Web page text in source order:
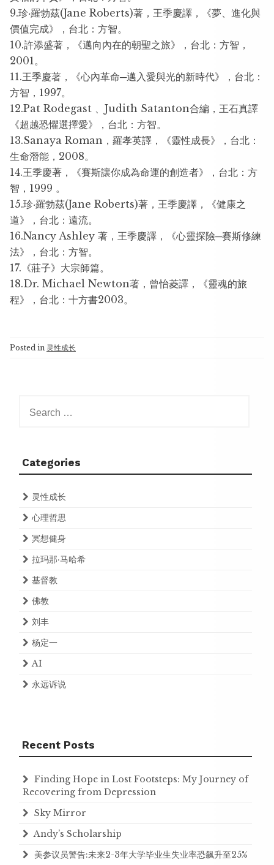
9.珍‧羅勃茲(Jane Roberts)著，王季慶譯，《夢、進化與
價值完成》，台北：方智。
10.許添盛著，《邁向內在的朝聖之旅》，台北：方智，
2001。
11.王季慶著，《心內革命─邁入愛與光的新時代》，台北：
方智，1997。
12.Pat Rodegast 、Judith Satanton合編，王石真譯
《超越恐懼選擇愛》，台北：方智。
13.Sanaya Roman，羅孝英譯，《靈性成長》，台北：
生命潛能，2008。
14.王季慶著，《賽斯讓你成為命運的創造者》，台北：方
智，1999 。
15.珍‧羅勃茲(Jane Roberts)著，王季慶譯，《健康之
道》，台北：遠流。
16.Nancy Ashley 著，王季慶譯，《心靈探險─賽斯修練
法》，台北：方智。
17.《莊子》大宗師篇。
18.Dr. Michael Newton著，曾怡菱譯，《靈魂的旅
程》，台北：十方書2003。
Posted in 灵性成长
for:
Categories
灵性成长
心理哲思
冥想健身
拉玛那·马哈希
基督教
佛教
刘丰
杨定一
AI
永远诉说
Recent Posts
Finding Hope in Lost Footsteps: My Journey of
Recovering from Depression
Sky Mirror
Andy’s Scholarship
美参议员警告:未来2-3年大学毕业生失业率恐飙升至25%